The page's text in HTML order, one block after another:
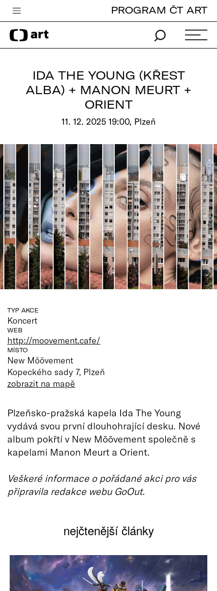
Česká televize
Zpravodajství
iVysílání
edu
Vše o ČT
PROGRAM ČT ART
IDA THE YOUNG (KŘEST
ALBA) + MANON MEURT +
ORIENT
11. 12. 2025 19:00, Plzeň
TYP AKCE
Koncert
WEB
http://moovement.cafe/
MÍSTO
New Mōōvement
Kopeckého sady 7, Plzeň
zobrazit na mapě
Plzeňsko-pražská kapela Ida The Young
vydává svou první dlouhohrající desku. Nové
album pokřtí v New Mōōvement společně s
kapelami Manon Meurt a Orient.
Veškeré informace o pořádané akci pro vás
připravila redakce webu GoOut.
nejčtenější články